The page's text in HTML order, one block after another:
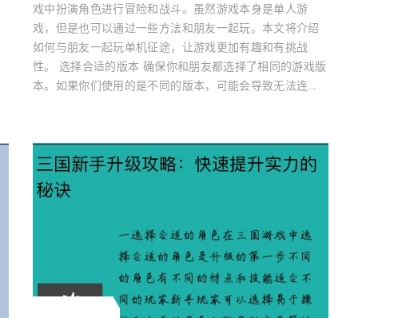
戏中扮演角色进行冒险和战斗。虽然游戏本身是单人游
戏，但是也可以通过一些方法和朋友一起玩。本文将介绍
如何与朋友一起玩单机征途，让游戏更加有趣和有挑战
性。 选择合适的版本 确保你和朋友都选择了相同的游戏版
本。如果你们使用的是不同的版本，可能会导致无法连...